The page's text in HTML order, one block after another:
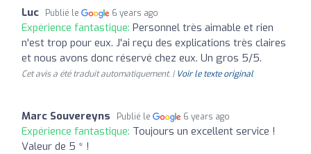
Luc Publié le 6 years ago
Expérience fantastique: Personnel très aimable et rien
n'est trop pour eux. J'ai reçu des explications très claires
et nous avons donc réservé chez eux. Un gros 5/5.
Cet avis a été traduit automatiquement. | Voir le texte original
Marc Souvereyns Publié le 6 years ago
Expérience fantastique: Toujours un excellent service !
Valeur de 5 * !